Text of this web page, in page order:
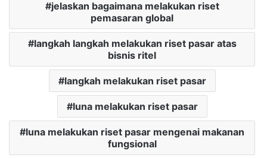
jelaskan bagaimana melakukan riset
pemasaran global
langkah langkah melakukan riset pasar atas
bisnis ritel
langkah melakukan riset pasar
luna melakukan riset pasar
luna melakukan riset pasar mengenai makanan
fungsional